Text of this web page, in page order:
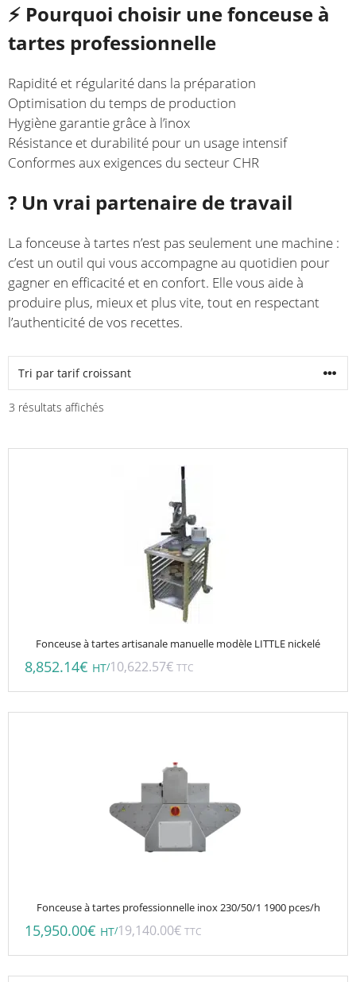
⚡ Pourquoi choisir une fonceuse à
tartes professionnelle
Rapidité et régularité dans la préparation
Optimisation du temps de production
Hygiène garantie grâce à l’inox
Résistance et durabilité pour un usage intensif
Conformes aux exigences du secteur CHR
?️ Un vrai partenaire de travail
La fonceuse à tartes n’est pas seulement une machine :
c’est un outil qui vous accompagne au quotidien pour
gagner en efficacité et en confort. Elle vous aide à
produire plus, mieux et plus vite, tout en respectant
l’authenticité de vos recettes.
3 résultats affichés
Fonceuse à tartes artisanale manuelle modèle LITTLE nickelé
8,852.14€ HT/10,622.57€ TTC
Fonceuse à tartes professionnelle inox 230/50/1 1900 pces/h
15,950.00€ HT/19,140.00€ TTC